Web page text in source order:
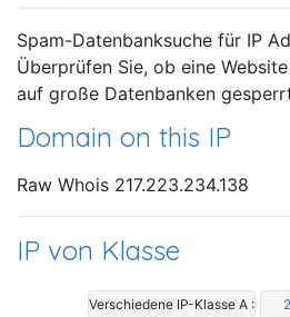
Spam-Datenbanksuche für IP
Überprüfen Sie, ob eine
auf große Datenbanken
Domain on this IP
Raw Whois 217.223.234.138
IP von Klasse
Verschiedene IP-Klasse A :